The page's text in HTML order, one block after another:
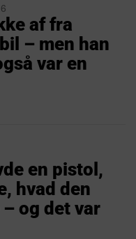
af fra
– men han
var en
en pistol,
hvad den
og det var